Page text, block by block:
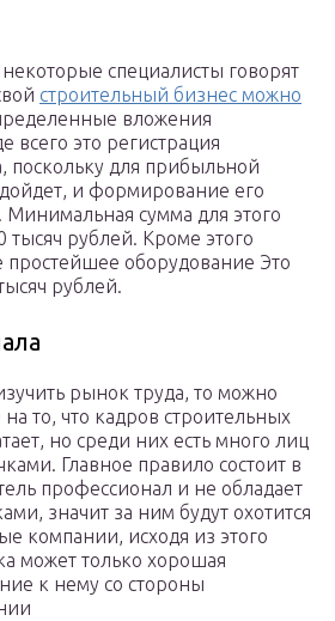
специалисты говорят
строительный бизнес можно
вложения
всего это регистрация
поскольку для прибыльной
и формирование его
Минимальная сумма для этого
тысяч рублей. Кроме этого
простейшее оборудование Это
рублей.
рынок труда, то можно
то, что кадров строительных
но среди них есть много лиц
Главное правило состоит в
профессионал и не обладает
значит за ним будут охотится
компании, исходя из этого
может только хорошая
к нему со стороны